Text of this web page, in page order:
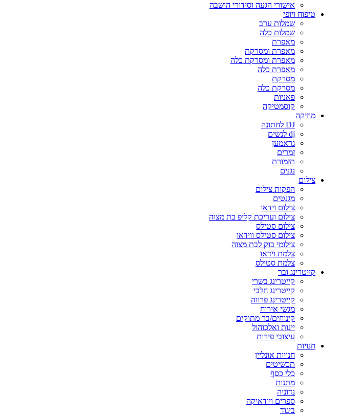
אישורי הגעה וסידורי הושבה
טיפוח ויופי
שמלות ערב
שמלות כלה
מאפרת
מאפרת ומסרקת
מאפרת ומסרקת כלה
מאפרת כלה
מסרקת
מסרקת כלה
פאניות
קוסמטיקה
מוזיקה
DJ לחתונה
dj לנשים
גראמען
זמרים
תזמורת
נגנים
צילום
הפקות צילום
מגנטים
צילום וידאו
צילום ועריכת קליפ בת מצוה
צילום סטילס
צילום סטילס ווידאו
צילומי בוק לבת מצוה
צלמת וידאו
צלמת סטילס
קייטרינג ובר
קייטרינג בשרי
קייטרינג חלבי
קייטרינג פרווה
מגשי אירוח
קינוחים/בר מתוקים
יינות ואלכוהול
עיצובי פירות
חנויות
חנויות אונליין
תכשיטים
כלי כסף
מתנות
נדוניה
ספרים ויודאיקה
ביגוד